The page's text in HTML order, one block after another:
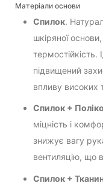
Матеріали основи
Спилок.
шкіряної
термостійкість.
підвищений
впливу високих
Спилок +
міцність і
знижує вагу
вентиляцію, що
Спилок +